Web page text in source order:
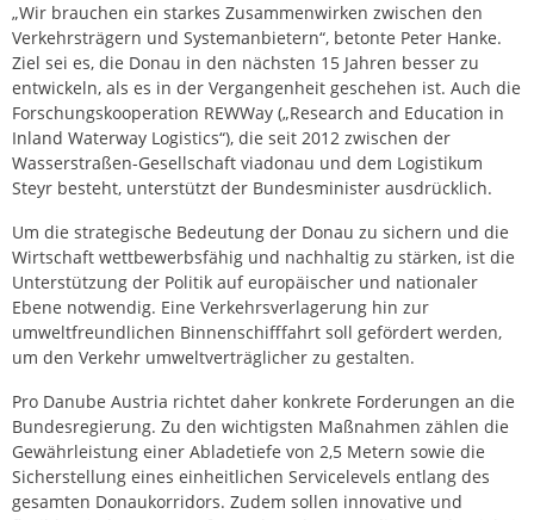
„Wir brauchen ein starkes Zusammenwirken zwischen den
Verkehrsträgern und Systemanbietern“, betonte Peter Hanke.
Ziel sei es, die Donau in den nächsten 15 Jahren besser zu
entwickeln, als es in der Vergangenheit geschehen ist. Auch die
Forschungskooperation REWWay („Research and Education in
Inland Waterway Logistics“), die seit 2012 zwischen der
Wasserstraßen-Gesellschaft viadonau und dem Logistikum
Steyr besteht, unterstützt der Bundesminister ausdrücklich.
Um die strategische Bedeutung der Donau zu sichern und die
Wirtschaft wettbewerbsfähig und nachhaltig zu stärken, ist die
Unterstützung der Politik auf europäischer und nationaler
Ebene notwendig. Eine Verkehrsverlagerung hin zur
umweltfreundlichen Binnenschifffahrt soll gefördert werden,
um den Verkehr umweltverträglicher zu gestalten.
Pro Danube Austria richtet daher konkrete Forderungen an die
Bundesregierung. Zu den wichtigsten Maßnahmen zählen die
Gewährleistung einer Abladetiefe von 2,5 Metern sowie die
Sicherstellung eines einheitlichen Servicelevels entlang des
gesamten Donaukorridors. Zudem sollen innovative und